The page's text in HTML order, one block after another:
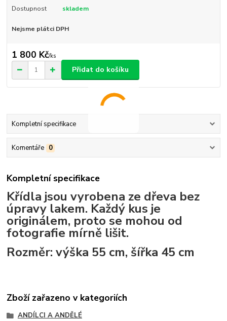
Dostupnost skladem
Nejsme plátci DPH
1 800 Kč/ks
Přidat do košíku
Kompletní specifikace
Komentáře 0
Kompletní specifikace
Křídla jsou vyrobena ze dřeva bez
úpravy lakem. Každý kus je
originálem, proto se mohou od
fotografie mírně lišit.
Rozměr: výška 55 cm, šířka 45 cm
Zboží zařazeno v kategoriích
ANDÍLCI A ANDĚLÉ